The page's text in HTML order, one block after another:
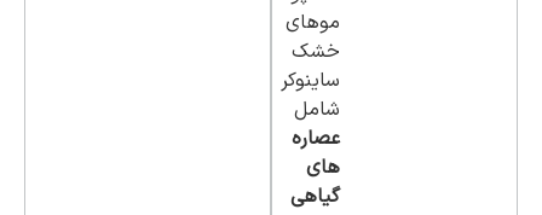
موهای
خشک
ساینوکر
شامل
عصاره
های
گیاهی